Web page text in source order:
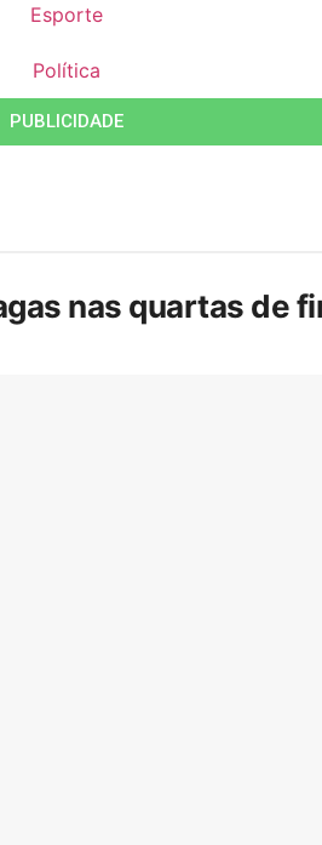
Esporte
Política
PUBLICIDADE
nas quartas de